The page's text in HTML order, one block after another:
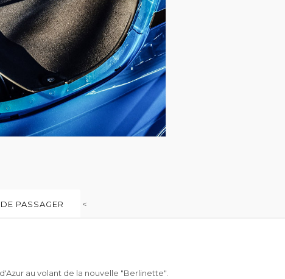
PASSAGER <
au volant de la nouvelle "Berlinette".